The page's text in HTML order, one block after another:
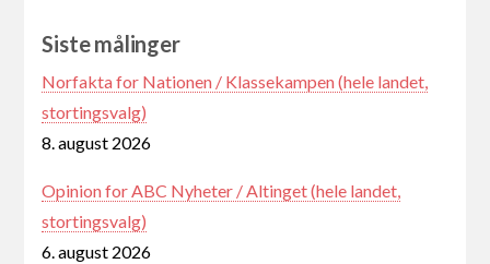
Siste målinger
Norfakta for Nationen / Klassekampen (hele landet,
stortingsvalg)
8. august 2026
Opinion for ABC Nyheter / Altinget (hele landet,
stortingsvalg)
6. august 2026